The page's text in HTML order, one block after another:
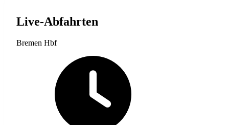
Live-Abfahrten
Bremen Hbf